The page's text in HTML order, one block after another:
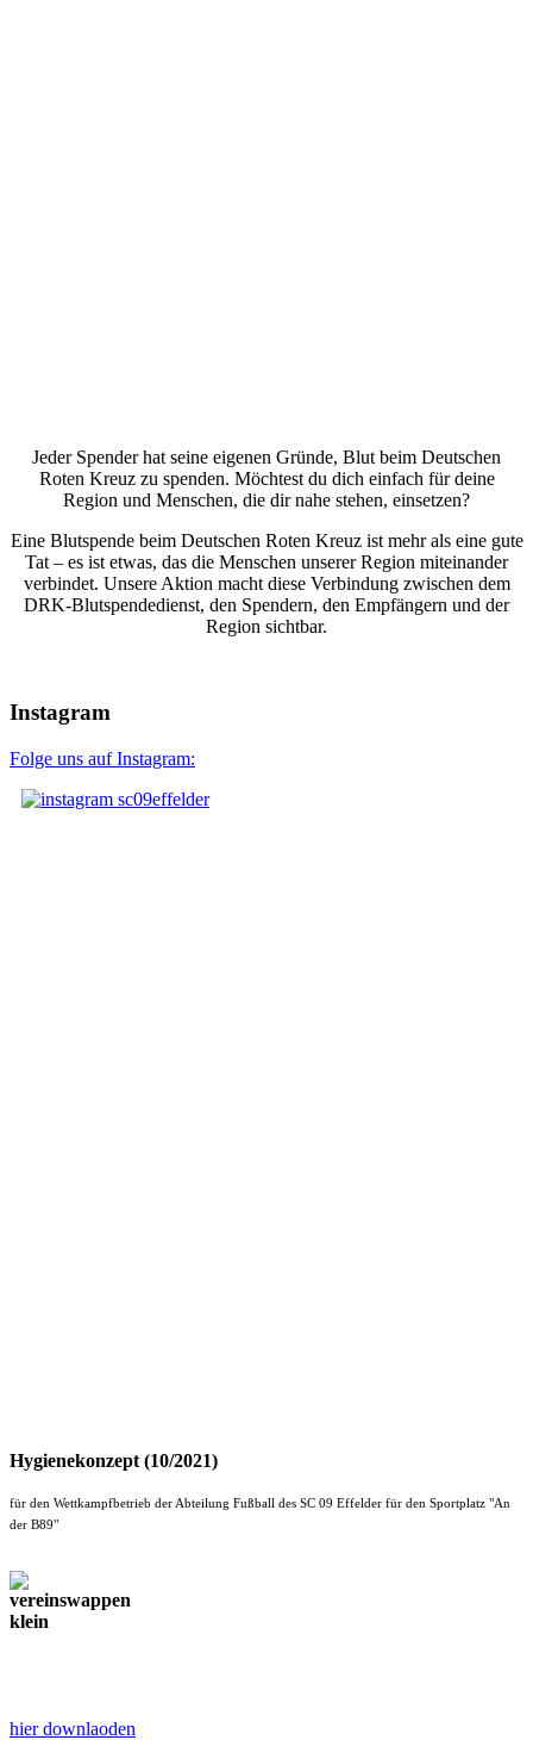
Jeder Spender hat seine eigenen Gründe, Blut beim Deutschen
Roten Kreuz zu spenden. Möchtest du dich einfach für deine
Region und Menschen, die dir nahe stehen, einsetzen?
Eine Blutspende beim Deutschen Roten Kreuz ist mehr als eine gute
Tat – es ist etwas, das die Menschen unserer Region miteinander
verbindet. Unsere Aktion macht diese Verbindung zwischen dem
DRK-Blutspendedienst, den Spendern, den Empfängern und der
Region sichtbar.
Instagram
Folge uns auf Instagram:
Hygienekonzept (10/2021)
für den Wettkampfbetrieb der Abteilung Fußball des SC 09 Effelder für den Sportplatz "An
der B89"
hier downlaoden